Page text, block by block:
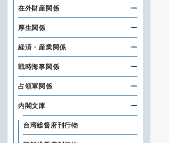
在外財産関係
厚生関係
経済・産業関係
戦時海事関係
占領軍関係
内閣文庫
台湾総督府刊行物